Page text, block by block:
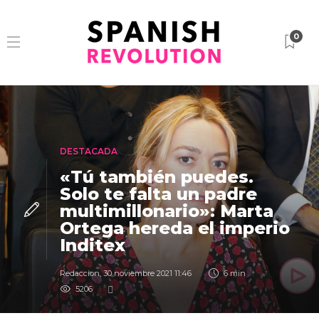
0
DESTACADA
«Tú también puedes.
Solo te falta un padre
multimillonario»: Marta
Ortega hereda el imperio
Inditex
Redaccion,30 noviembre 2021 11:46
6 min
5206